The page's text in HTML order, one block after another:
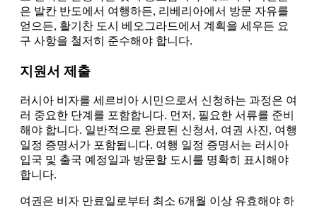
은 발칸 반도에서 여행하든, 리베리아에서 방문 자유를
얻으든, 활기찬 도시 베오그라드에서 계획을 세우든 요
구 사항을 철저히 준수해야 합니다.
지원서 제출
러시아 비자를 세르비아 시민으로서 신청하는 과정은 여
러 중요한 단계를 포함합니다. 먼저, 필요한 서류를 준비
해야 합니다. 일반적으로 완료된 신청서, 여권 사진, 여행
일정 증명서가 포함됩니다. 여행 일정 증명서는 러시아
입국 및 출국 예정일과 방문할 도시를 명확히 표시해야
합니다.
여권은 비자 만료일로부터 최소 6개월 이상 유효해야 하